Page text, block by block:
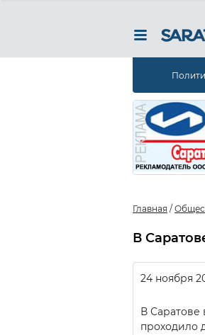
Главная /
В
24 ноября
В Саратове
проходило